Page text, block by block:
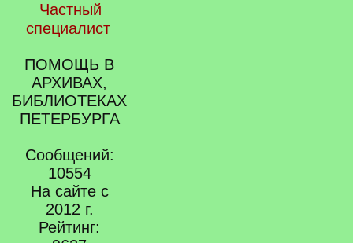
Частный
специалист
ПОМОЩЬ В
АРХИВАХ,
БИБЛИОТЕКАХ
ПЕТЕРБУРГА
Сообщений:
10554
На сайте с
2012 г.
Рейтинг: